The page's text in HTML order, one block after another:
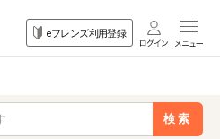
eフレンズ利用登録
検索
目的
から探す
全項目に条件を指定しなくて